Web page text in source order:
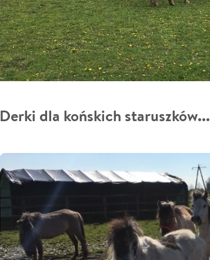
Derki dla końskich staruszków...